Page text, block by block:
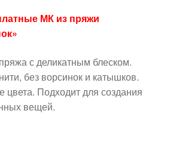
МК из пряжи
с деликатным блеском.
без ворсинок и катышков.
Подходит для создания
вещей.